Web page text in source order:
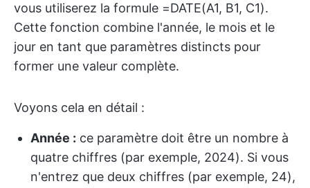
vous utiliserez la formule =DATE(A1, B1, C1).
Cette fonction combine l'année, le mois et le
jour en tant que paramètres distincts pour
former une valeur complète.
Voyons cela en détail :
Année : ce paramètre doit être un nombre à
quatre chiffres (par exemple, 2024). Si vous
n'entrez que deux chiffres (par exemple, 24),